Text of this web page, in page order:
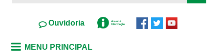
Ouvidoria
MENU PRINCIPAL